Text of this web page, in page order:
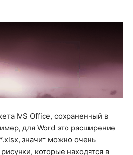
MS Office, сохраненный в
для Word это расширение
значит можно очень
которые находятся в